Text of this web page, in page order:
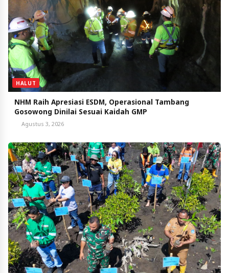
HALUT
NHM Raih Apresiasi ESDM, Operasional Tambang
Gosowong Dinilai Sesuai Kaidah GMP
Agustus 3, 2026